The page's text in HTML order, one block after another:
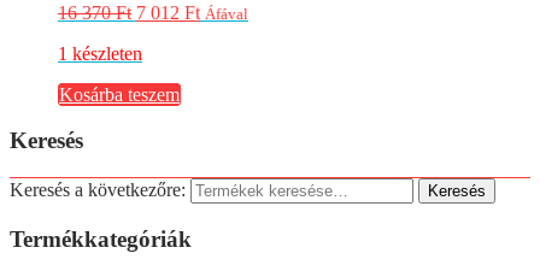
16 370Ft 7 012 Ft Áfával
1 készleten
Kosárba teszem
Keresés
Keresés a következőre: Keresés
Termékkategóriák